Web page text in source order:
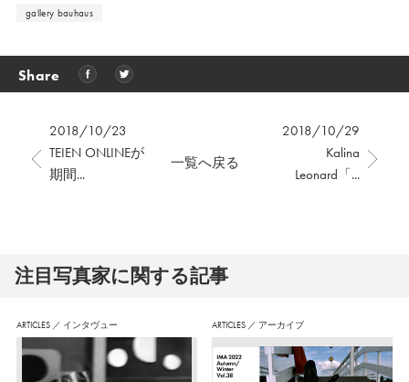
gallery bauhaus
Share
2018/10/23
TEIEN ONLINEが
期間...
2018/10/29
Kalina
Leonard「...
一覧へ戻る
注⽬写真家に関する記事
ARTICLES ／ インタヴュー ARTICLES ／ アーカイブ